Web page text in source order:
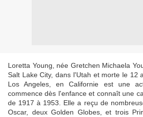
Loretta Young, née Gretchen Michaela
Salt Lake City, dans l'Utah et morte le 12
Los Angeles, en Californie est une
commence dès l'enfance et connaît une
de 1917 à 1953. Elle a reçu de
Oscar, deux Golden Globes, et trois